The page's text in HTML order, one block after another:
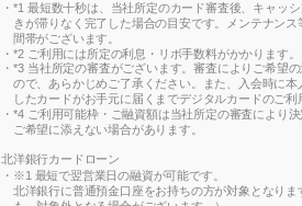
*1 最短数十秒は、当社所定のカード審査後、キャッ
きが滞りなく完了した場合の目安です。メンテナン
間帯がございます。
*2 ご利用には所定の利息・リボ手数料がかかります。
*3 当社所定の審査がございます。審査によりご希望
ので、あらかじめご了承ください。また、入会時に
したカードがお手元に届くまでデジタルカードのご利
*4 ご利用可能枠・ご融資額は当社所定の審査により
ご希望に添えない場合があります。
北洋銀行カードローン
※1 最短で翌営業日の融資が可能です。
北洋銀行に普通預金口座をお持ちの方が対象となり